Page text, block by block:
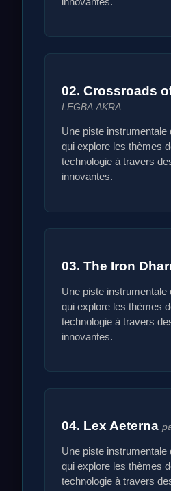
02. Crossroads
LEGBA.ΔKRA
Une piste
qui explore les thèmes
technologie à travers
innovantes.
03. The Iron
Une piste
qui explore les thèmes
technologie à travers
innovantes.
04. Lex Aeterna
Une piste
qui explore les thèmes
technologie à travers